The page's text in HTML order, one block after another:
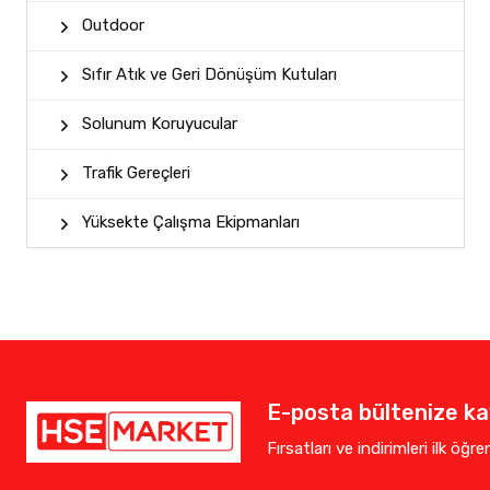
Outdoor
Sıfır Atık ve Geri Dönüşüm Kutuları
Solunum Koruyucular
Trafik Gereçleri
Yüksekte Çalışma Ekipmanları
E-posta bültenize
Fırsatları ve indirimleri ilk